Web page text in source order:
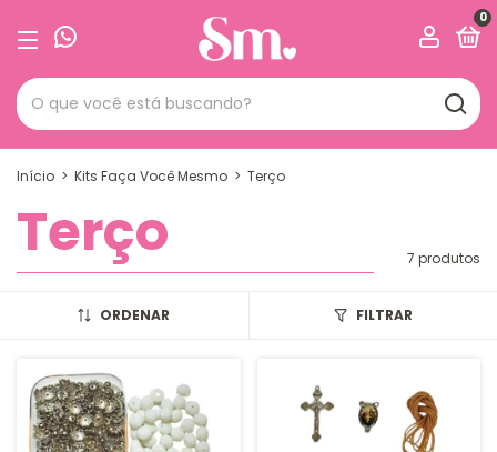
0
Início > Kits Faça Você Mesmo > Terço
Terço 7 produtos
ORDENAR FILTRAR